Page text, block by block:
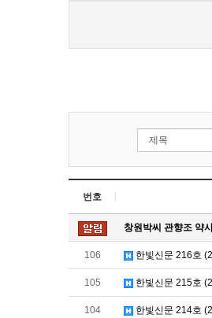
번호
창원박씨 관향조 약
106 한빛신문 216호
105 한빛신문 215호
104 한빛신문 214호